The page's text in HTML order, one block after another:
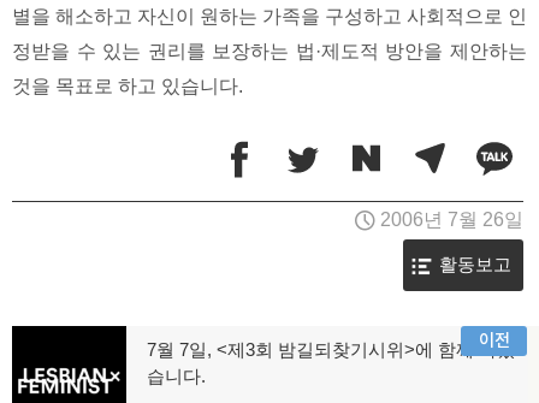
별을 해소하고 자신이 원하는 가족을 구성하고 사회적으로 인
정받을 수 있는 권리를 보장하는 법·제도적 방안을 제안하는
것을 목표로 하고 있습니다.
2006년 7월 26일
활동보고
탐
이전
전
7월 7일, <제3회 밤길되찾기시위>에 함께 하였
습니다.